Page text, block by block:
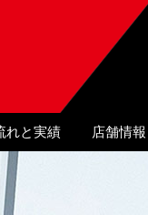
れと実績 店舗情報